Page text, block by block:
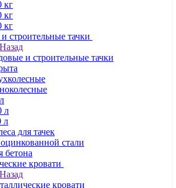
кг
кг
кг
строительные тачки
Назад
и строительные тачки
л
л
для тачек
стали
бетона
кровати
Назад
кровати